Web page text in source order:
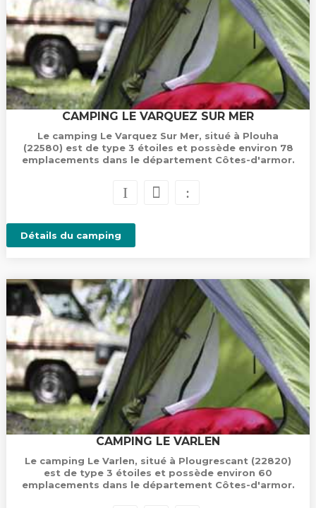
CAMPING LE VARQUEZ SUR MER
Le camping Le Varquez Sur Mer, situé à Plouha
(22580) est de type 3 étoiles et possède environ 78
emplacements dans le département Côtes-d'armor.
Détails du camping
CAMPING LE VARLEN
Le camping Le Varlen, situé à Plougrescant (22820)
est de type 3 étoiles et possède environ 60
emplacements dans le département Côtes-d'armor.